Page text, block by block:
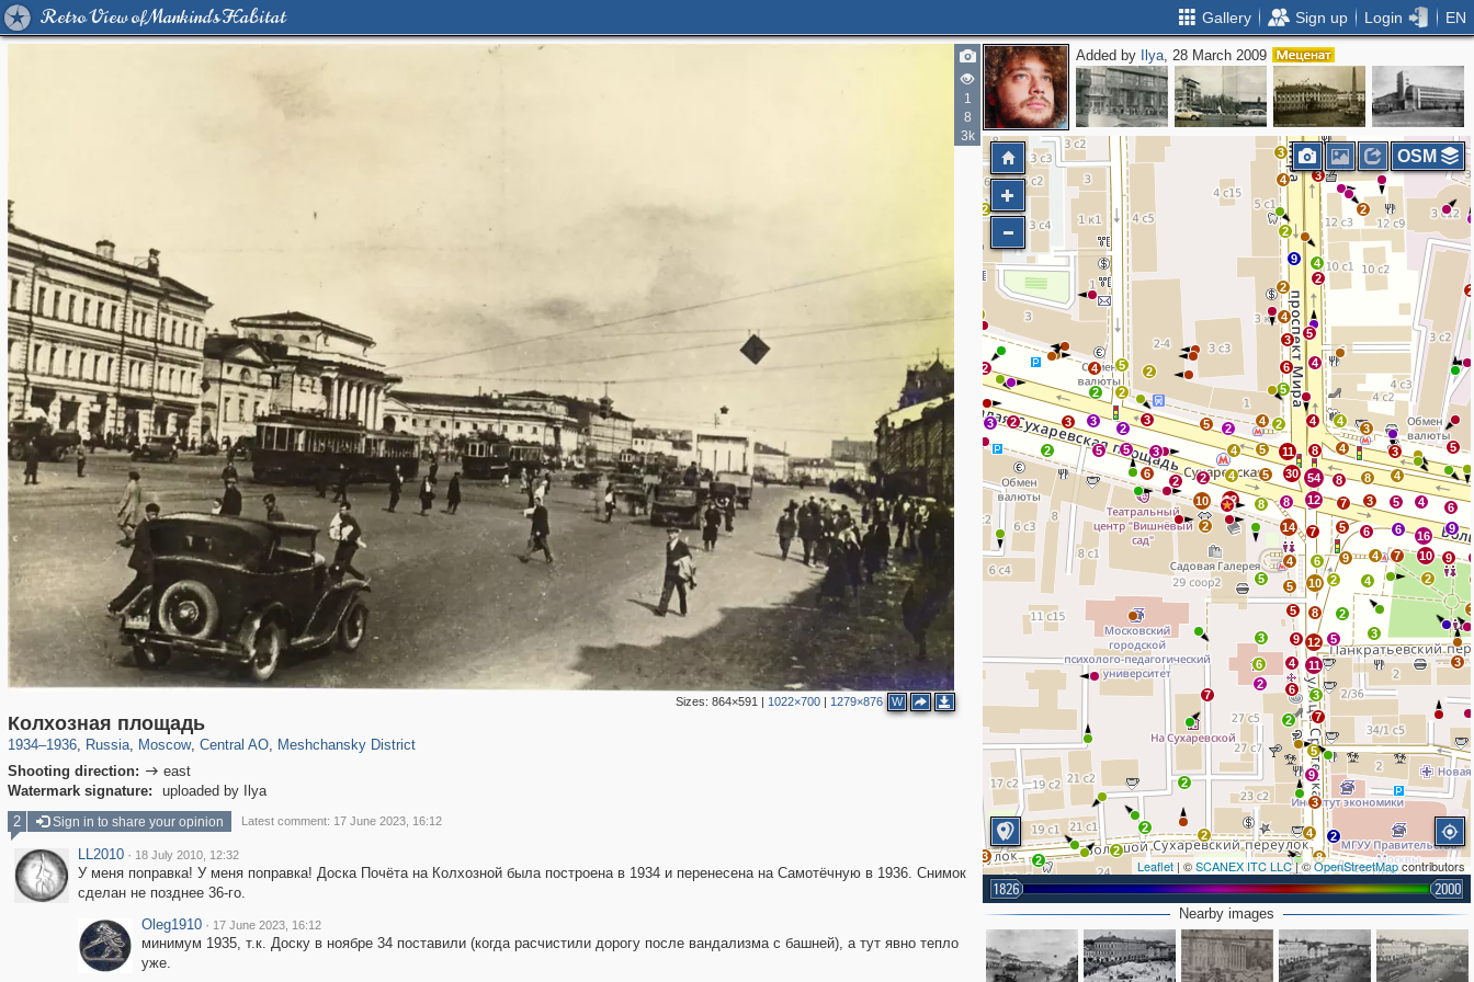
Retro View of Mankind's Habitat Gallery Sign up Login EN
1
8
3k
Sizes: 864×591 | 1022×700| 1279×876 W
Колхозная площадь
1934–1936, Russia
1,406,837
, Moscow
319,861 8,286
, Central AO
160,009
, Meshchansky District
Shooting direction:  east
Watermark signature:
uploaded by Ilya
Added by Ilya, 28 March 2009
5
6
9
16
4
5
4
3
3
8
4
8
3
7
12
5
7
6
4
7
6
10
2
9
3
11
3
2
3 2
3
8
2
4
2
2
3 2
2
2
7
3
2
6
6
4
2
5
9
3
7
3
11 3
3
4
9
2
10
8
2
5
12
9
5
5
5
4 6
14
8 8
12
2
2
10
4
2
3
6
5
5
3
2
3
2
3
2
2
2
3
2
3
2
3
2
5
4
2
2 6
5
4
2
4
5 11
2
5 30 54
8
4 4
5
4
5
9
4
2
4
3
2
2
4 3
2
2
2
4
2
2
3
2
Leaflet| ©SCANEX ITC LLC| ©OpenStreetMapcontributors
1826 2000
OSM
Nearby images
2 Sign in to share your opinion Latest comment: 17 June 2023, 16:12
LL2010 · 18 July 2010, 12:32
У меня поправка! У меня поправка! Доска Почёта на Колхозной была построена в 1934 и перенесена на Самотёчную в 1936. Снимок
сделан не позднее 36-го.
Oleg1910 · 17 June 2023, 16:12
минимум 1935, т.к. Доску в ноябре 34 поставили (когда расчистили дорогу после вандализма с башней), а тут явно тепло
уже.